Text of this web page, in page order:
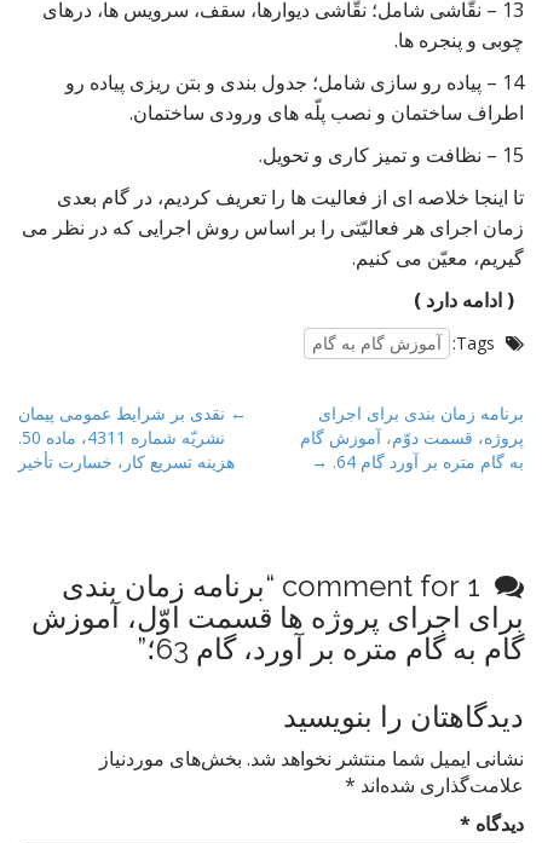
13 – نقّاشی شامل؛ نقّاشی دیوارها، سقف، سرویس ها، درهای
چوبی و پنجره ها.
14 – پیاده رو سازی شامل؛ جدول بندی و بتن ریزی پیاده رو
اطراف ساختمان و نصب پلّه های ورودی ساختمان.
15 – نظافت و تمیز کاری و تحویل.
تا اینجا خلاصه ای از فعالیت ها را تعریف کردیم، در گام بعدی
زمان اجرای هر فعالیّتی را بر اساس روش اجرایی که در نظر می
گیریم، معیّن می کنیم.
( ادامه دارد )
Tags: آموزش گام به گام
P
o
s
a
v
i
g
t
i
o
n
← نقدی بر شرایط عمومی پیمان
نشریّه شماره 4311، ماده 50.
هزینه تسریع کار، خسارت تأخیر
برنامه زمان بندی برای اجرای
پروژه، قسمت دوّم، آموزش گام
به گام متره بر آورد گام 64. →
برنامه زمان بندی
برای اجرای پروژه ها قسمت اوّل، آموزش
گام به گام متره بر آورد، گام 63؛
”
دیدگاهتان را بنویسید
نشانی ایمیل شما منتشر نخواهد شد. بخش‌های موردنیاز
علامت‌گذاری شده‌اند *
دیدگاه *